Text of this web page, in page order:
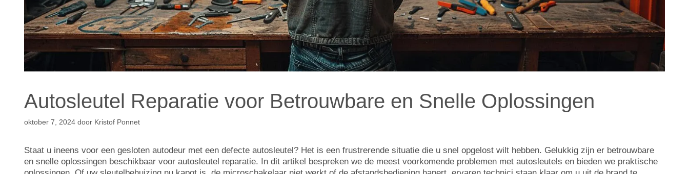
Autosleutel Reparatie voor Betrouwbare en Snelle Oplossingen
oktober 7, 2024 door Kristof Ponnet
Staat u ineens voor een gesloten autodeur met een defecte autosleutel? Het is een frustrerende situatie die u snel opgelost wilt hebben. Gelukkig zijn er betrouwbare
en snelle oplossingen beschikbaar voor autosleutel reparatie. In dit artikel bespreken we de meest voorkomende problemen met autosleutels en bieden we praktische